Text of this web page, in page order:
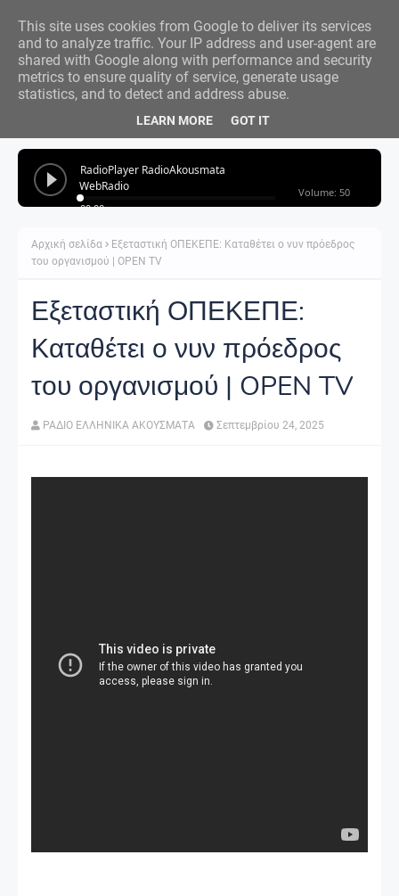
Αρχική σελίδα
Εξεταστική ΟΠΕΚΕΠΕ: Καταθέτει ο νυν πρόεδρος
του οργανισμού | OPEN TV
Εξεταστική ΟΠΕΚΕΠΕ:
Καταθέτει ο νυν πρόεδρος
του οργανισμού | OPEN TV
ΡΑΔΙΟ ΕΛΛΗΝΙΚΑ ΑΚΟΥΣΜΑΤΑ Σεπτεμβρίου 24, 2025
This site uses cookies from Google to deliver its services
and to analyze traffic. Your IP address and user-agent are
shared with Google along with performance and security
metrics to ensure quality of service, generate usage
statistics, and to detect and address abuse.
LEARN MORE GOT IT